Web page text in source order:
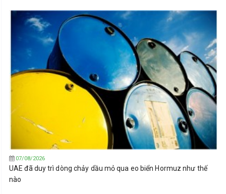
07/08/2026
UAE đã duy trì dòng chảy dầu mỏ qua eo biển Hormuz như thế
nào